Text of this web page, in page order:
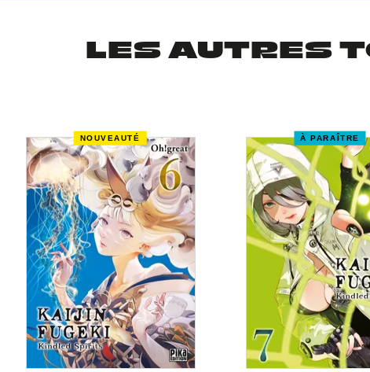
LES AUTRES
NOUVEAUTÉ À PARAÎTRE